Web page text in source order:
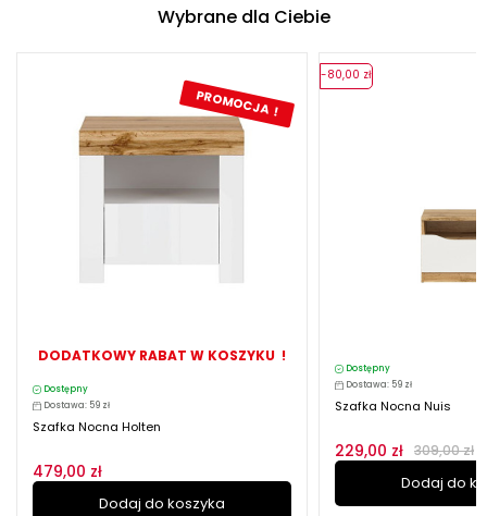
Wybrane dla Ciebie
PROMOCJA !
DODATKOWY RABAT W KOSZYKU !
Dostępny
Dostawa: 59 zł
Szafka Nocna Holten
479,00 zł
Dodaj do koszyka
Dostępny
Dostawa: 59 zł
Szafka Nocna Nuis
229,00 zł 309,00 zł
Dodaj do
-80,00 zł